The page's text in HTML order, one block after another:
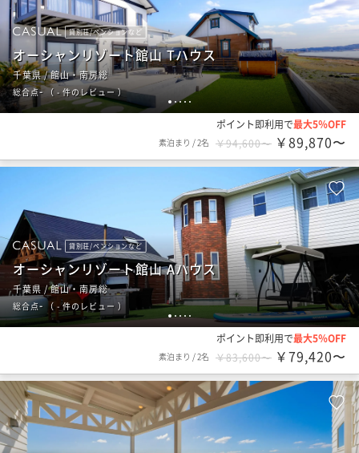
1 234 5
貸別荘/ペンションなど
オーシャンリゾート館山 Tハウス
千葉県 / 館山・南房総
総合点- （ - 件のレビュー）
ポイント即利用で最大5％OFF
素泊まり /2名 ￥94,600〜 ￥89,870〜
12345
貸別荘/ペンションなど
オーシャンリゾート館山 Aハウス
千葉県 / 館山・南房総
総合点-（- 件のレビュー ）
ポイント即利用で最大5％OFF
素泊まり /2名 ￥83,600〜 ￥79,420〜